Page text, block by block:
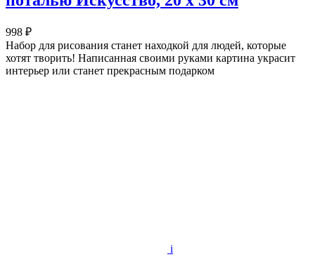
998 ₽
Набор для рисования станет находкой для людей, которые
хотят творить! Написанная своими руками картина украсит
интерьер или станет прекрасным подарком
i